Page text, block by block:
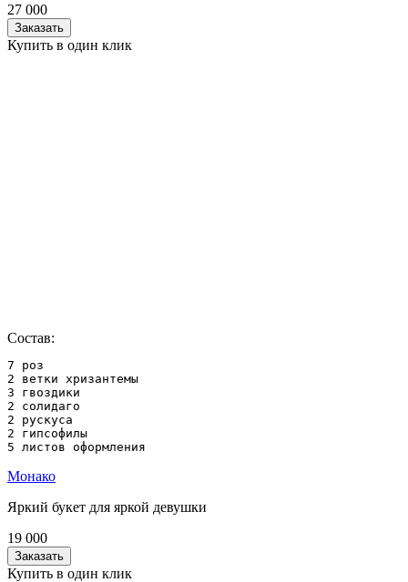
27 000
Заказать
Купить в один клик
Состав:
7 роз
2 ветки хризантемы
3 гвоздики
2 солидаго
2 рускуса
2 гипсофилы
5 листов оформления
Монако
Яркий букет для яркой девушки
19 000
Заказать
Купить в один клик